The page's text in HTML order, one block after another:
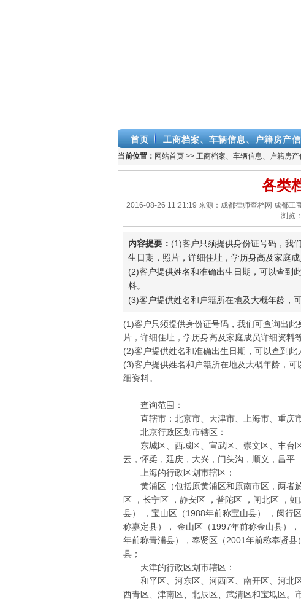
首页 工商档案、车辆信息、户籍房产
当前位置： 网站首页 >> 工商档案、车辆信息、户籍房产
各类
2016-08-26 11:21:19 来源：成都律师查档网 成都工
浏览：
内容提要： (1)客户只须提供身份证号码，我
生日期，照片，详细住址，学历身高及家庭成
(2)客户提供姓名和准确出生日期，可以查到
料。
(3)客户提供姓名和户籍所在地及大概年龄，
(1)客户只须提供身份证号码，我们可查询出
片，详细住址，学历身高及家庭成员详细资料等
(2)客户提供姓名和准确出生日期，可以查到此
(3)客户提供姓名和户籍所在地及大概年龄，
细资料。
查询范围：
直辖市：北京市、天津市、上海市、重庆市
北京行政区划市辖区：
东城区、西城区、宣武区、崇文区、丰台
云，怀柔，延庆，大兴，门头沟，顺义，昌平
上海的行政区划市辖区：
黄浦区（包括原黄浦区和原南市区，两者
区 ，长宁区 ，静安区 ，普陀区 ，闸北区 ，
县） ，宝山区（1988年前称宝山县） ，闵行
称嘉定县）， 金山区（1997年前称金山县）
年前称青浦县），奉贤区（2001年前称奉贤
县；
天津的行政区划市辖区：
和平区、河东区、河西区、南开区、河北区
西青区、津南区、北辰区、武清区和宝坻区。